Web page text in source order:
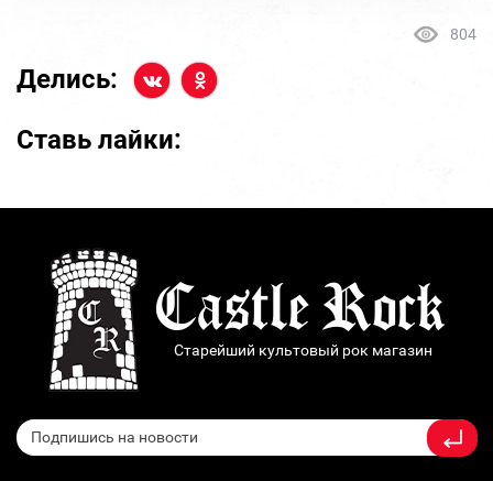
804
Делись:
Ставь лайки:
Старейший культовый рок магазин